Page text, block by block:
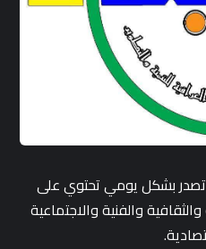
بشكل يومي تحتوي على
والفنية والاجتماعية